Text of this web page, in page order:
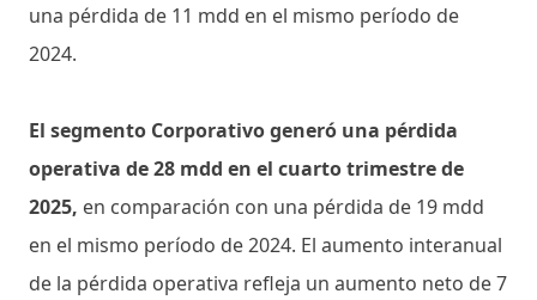
una pérdida de 11 mdd en el mismo período de
2024.
El segmento Corporativo generó una pérdida
operativa de 28 mdd en el cuarto trimestre de
2025, en comparación con una pérdida de 19 mdd
en el mismo período de 2024. El aumento interanual
de la pérdida operativa refleja un aumento neto de 7